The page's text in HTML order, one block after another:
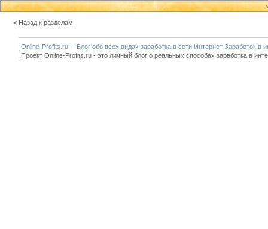
< Назад к разделам
Online-Profits.ru -- Блог обо всех видах заработка в сети Интернет Заработок в
Проект Online-Profits.ru - это личный блог о реальных способах заработка в